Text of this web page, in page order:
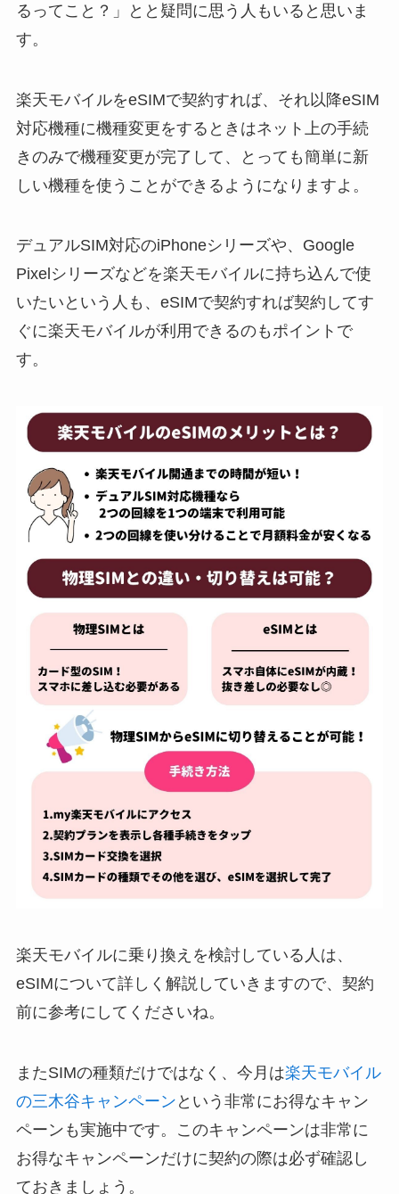
るってこと？」とと疑問に思う人もいると思いま
す。
楽天モバイルをeSIMで契約すれば、それ以降eSIM
対応機種に機種変更をするときはネット上の手続
きのみで機種変更が完了して、とっても簡単に新
しい機種を使うことができるようになりますよ。
デュアルSIM対応のiPhoneシリーズや、Google
Pixelシリーズなどを楽天モバイルに持ち込んで使
いたいという人も、eSIMで契約すれば契約してす
ぐに楽天モバイルが利用できるのもポイントで
す。
楽天モバイルに乗り換えを検討している人は、
eSIMについて詳しく解説していきますので、契約
前に参考にしてくださいね。
またSIMの種類だけではなく、今月は楽天モバイル
の三木谷キャンペーン という非常にお得なキャン
ペーンも実施中です。このキャンペーンは非常に
お得なキャンペーンだけに契約の際は必ず確認し
ておきましょう。